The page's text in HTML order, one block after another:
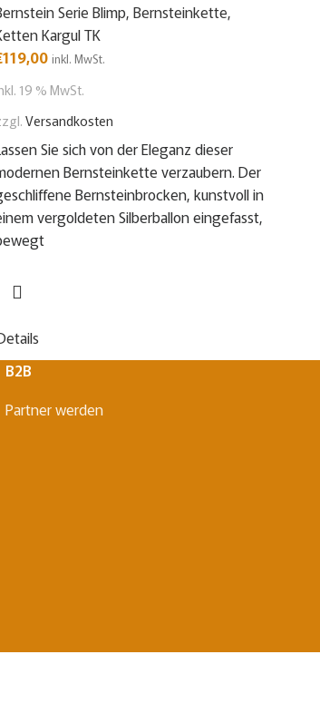
Serie Blimp, Bernsteinkette,
Kargul TK
119,00 inkl. MwSt.
19 % MwSt.
Versandkosten
Sie sich von der Eleganz dieser
Bernsteinkette verzaubern. Der
Bernsteinbrocken, kunstvoll in
vergoldeten Silberballon eingefasst,
B2B
Partner werden